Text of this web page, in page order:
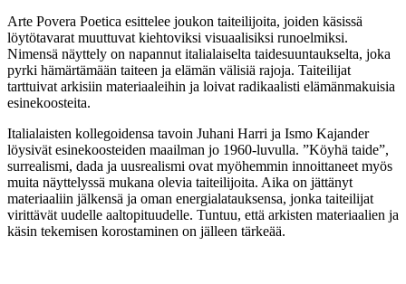
Arte Povera Poetica esittelee joukon taiteilijoita, joiden käsissä
löytötavarat muuttuvat kiehtoviksi visuaalisiksi runoelmiksi.
Nimensä näyttely on napannut italialaiselta taidesuuntaukselta, joka
pyrki hämärtämään taiteen ja elämän välisiä rajoja. Taiteilijat
tarttuivat arkisiin materiaaleihin ja loivat radikaalisti elämänmakuisia
esinekoosteita.
Italialaisten kollegoidensa tavoin Juhani Harri ja Ismo Kajander
löysivät esinekoosteiden maailman jo 1960-luvulla. ”Köyhä taide”,
surrealismi, dada ja uusrealismi ovat myöhemmin innoittaneet myös
muita näyttelyssä mukana olevia taiteilijoita. Aika on jättänyt
materiaaliin jälkensä ja oman energialatauksensa, jonka taiteilijat
virittävät uudelle aaltopituudelle. Tuntuu, että arkisten materiaalien ja
käsin tekemisen korostaminen on jälleen tärkeää.